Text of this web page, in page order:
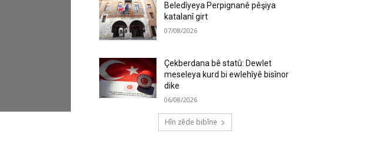
Beledîyeya Perpignanê pêşiya
katalanî girt
07/08/2026
Çekberdana bê statû: Dewlet
meseleya kurd bi ewlehîyê bisînor
dike
06/08/2026
Hîn zêde bibîne